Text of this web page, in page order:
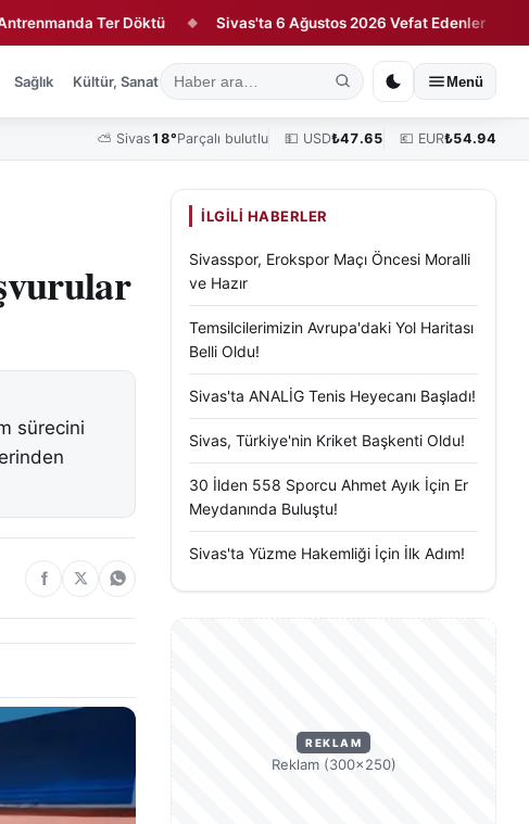
Ter Döktü ◆ Sivas'ta 6 Ağustos 2026 Vefat Edenler ◆
Sağlık Kültür, Sanat ve Tarih Yaşam Sivas Vefat Edenler Köşe
Menü
⛅ Sivas 18°Parçalı bulutlu 💵 USD₺47.65 💶 EUR₺54.94
sürecini
İLGILI HABERLER
Sivasspor, Erokspor Maçı Öncesi Moralli
ve Hazır
Temsilcilerimizin Avrupa'daki Yol Haritası
Belli Oldu!
Sivas'ta ANALİG Tenis Heyecanı Başladı!
Sivas, Türkiye'nin Kriket Başkenti Oldu!
30 İlden 558 Sporcu Ahmet Ayık İçin Er
Meydanında Buluştu!
Sivas'ta Yüzme Hakemliği İçin İlk Adım!
REKLAM
Reklam (300×250)